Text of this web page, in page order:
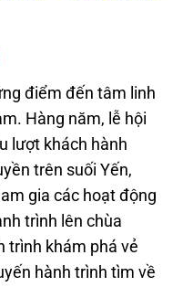
điểm đến tâm linh
Hàng năm, lễ hội
lượt khách hành
trên suối Yến,
gia các hoạt động
trình lên chùa
trình khám phá vẻ
hành trình tìm về